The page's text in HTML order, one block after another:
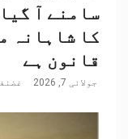
سامنے آ
کا شاہانہ
قانون ہے
جولائی 7, 2026